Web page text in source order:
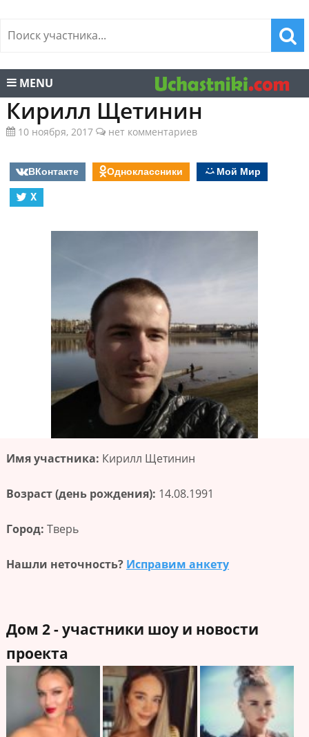
MENU
Кирилл Щетинин
10 ноября, 2017 нет комментариев
ВКонтакте Одноклассники
Мой Мир
X
Имя участника: Кирилл Щетинин
Возраст (день рождения): 14.08.1991
Город: Тверь
Нашли неточность? Исправим анкету
Дом 2 - участники шоу и новости
проекта